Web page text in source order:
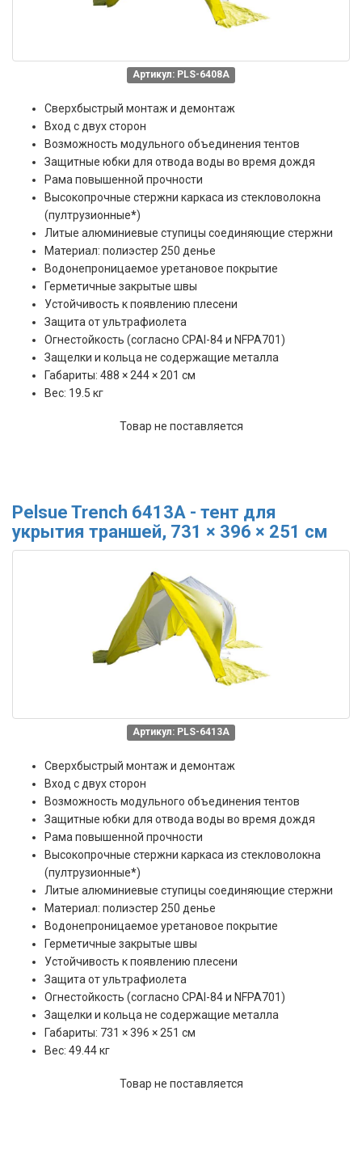
Артикул: PLS-6408A
Сверхбыстрый монтаж и демонтаж
Вход с двух сторон
Возможность модульного объединения тентов
Защитные юбки для отвода воды во время дождя
Рама повышенной прочности
Высокопрочные стержни каркаса из стекловолокна
(пултрузионные*)
Литые алюминиевые ступицы соединяющие стержни
Материал: полиэстер 250 денье
Водонепроницаемое уретановое покрытие
Герметичные закрытые швы
Устойчивость к появлению плесени
Защита от ультрафиолета
Огнестойкость (согласно CPAI-84 и NFPA701)
Защелки и кольца не содержащие металла
Габариты: 488 × 244 × 201 см
Вес: 19.5 кг
Товар не поставляется
Pelsue Trench 6413A - тент для
укрытия траншей, 731 × 396 × 251 см
Артикул: PLS-6413A
Сверхбыстрый монтаж и демонтаж
Вход с двух сторон
Возможность модульного объединения тентов
Защитные юбки для отвода воды во время дождя
Рама повышенной прочности
Высокопрочные стержни каркаса из стекловолокна
(пултрузионные*)
Литые алюминиевые ступицы соединяющие стержни
Материал: полиэстер 250 денье
Водонепроницаемое уретановое покрытие
Герметичные закрытые швы
Устойчивость к появлению плесени
Защита от ультрафиолета
Огнестойкость (согласно CPAI-84 и NFPA701)
Защелки и кольца не содержащие металла
Габариты: 731 × 396 × 251 см
Вес: 49.44 кг
Товар не поставляется